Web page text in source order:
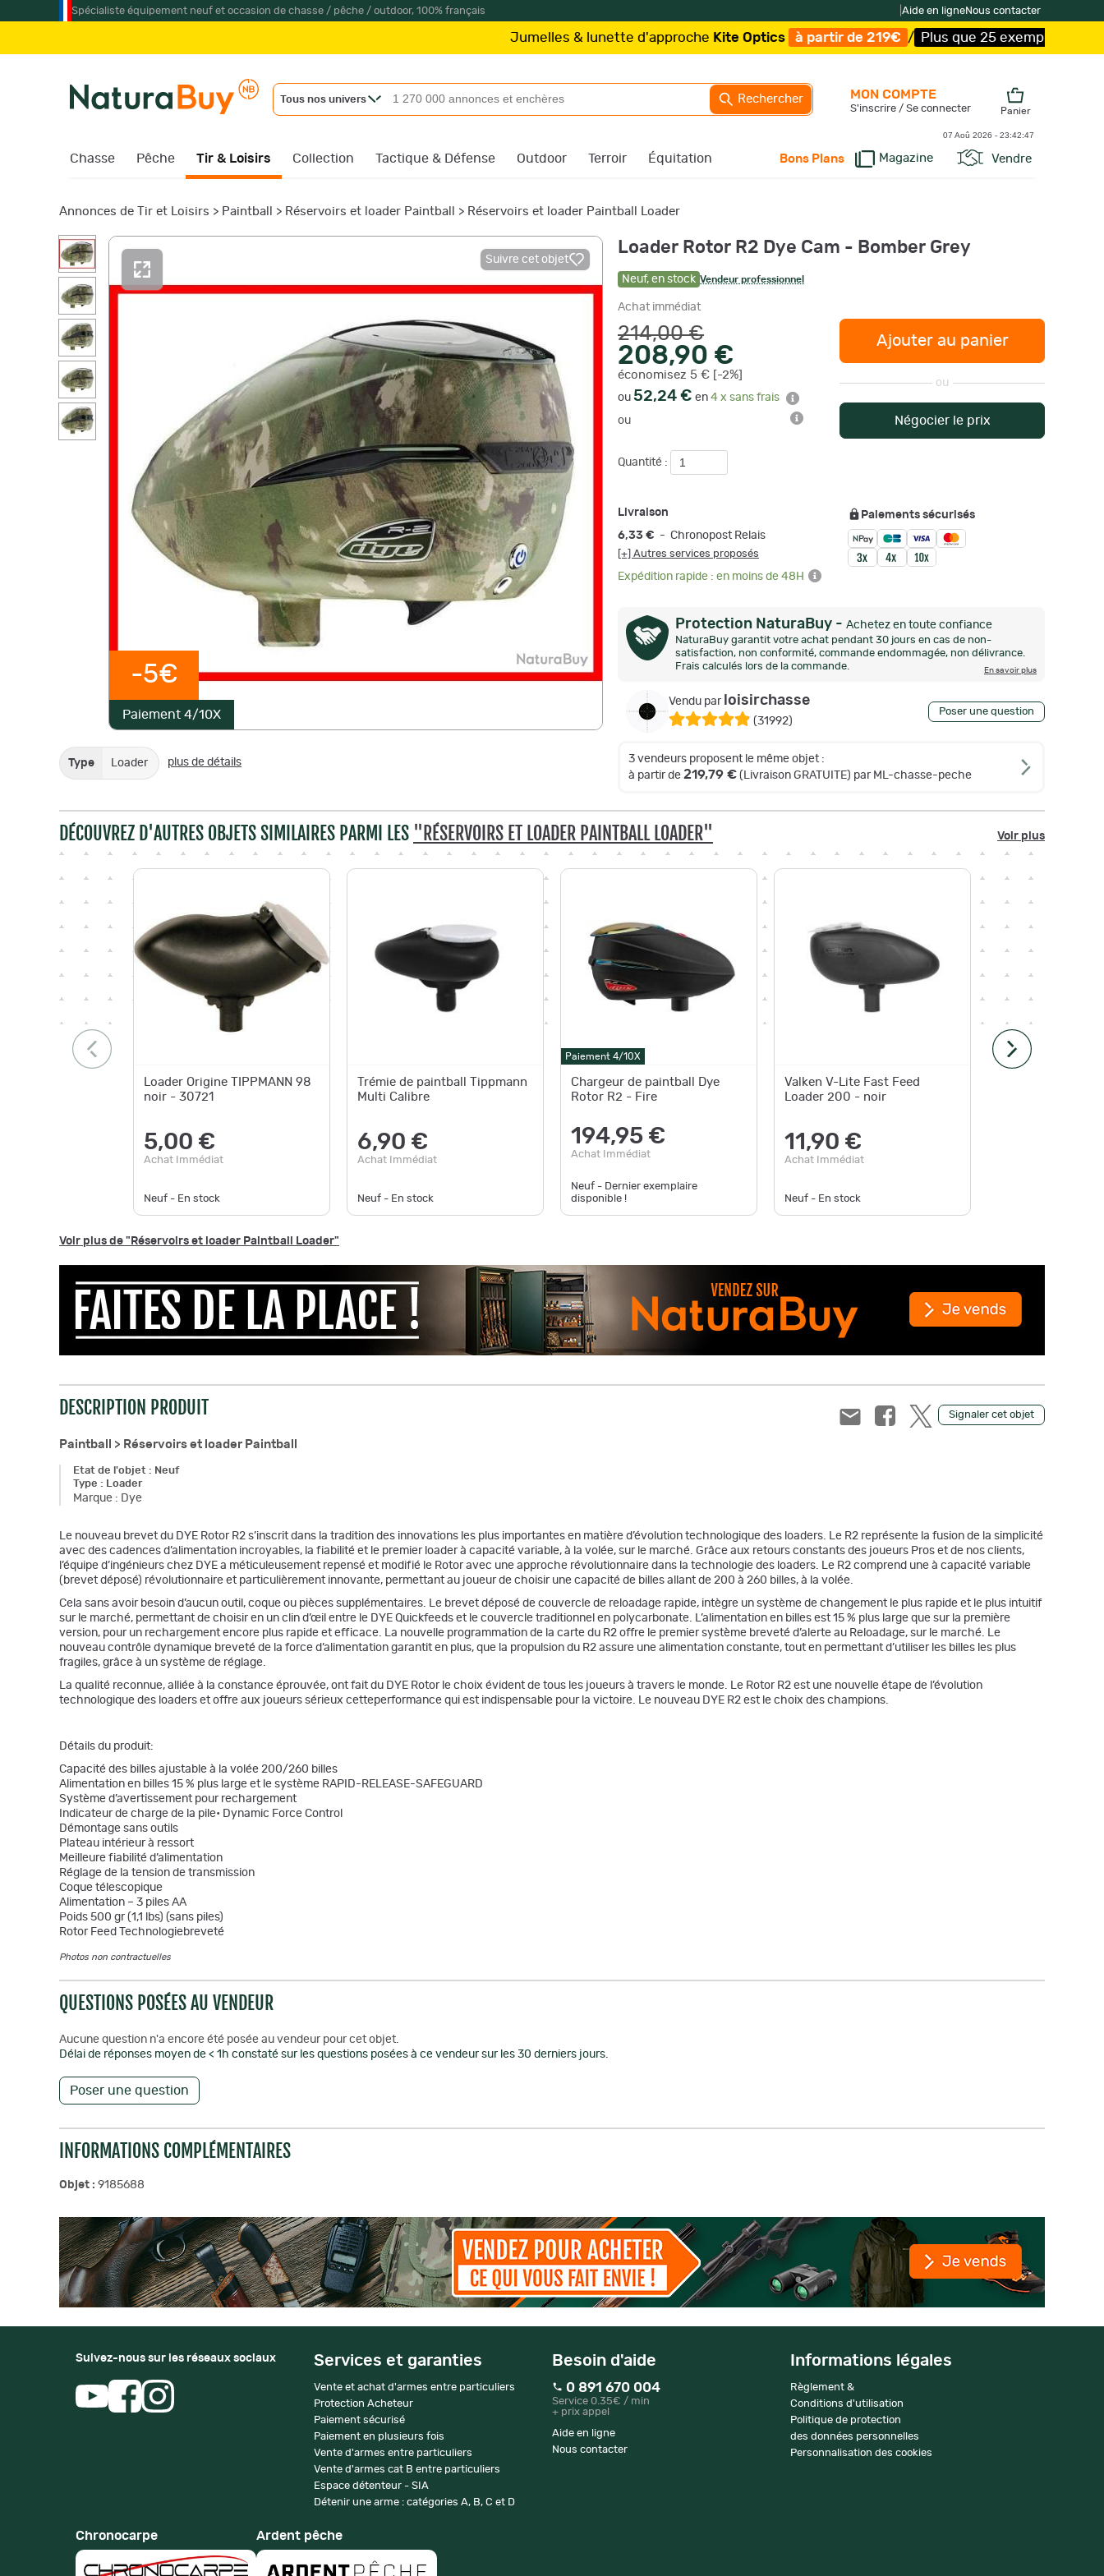
Spécialiste équipement neuf et occasion de chasse / pêche / outdoor, 100% français Aide en ligneNous contacter
Jumelles & lunette d'approche Kite Optics à partir de 219€ / Plus que 25 exemplaires ! /Livraison
Tous nos univers Rechercher
Chasse Pêche Tir & Loisirs Collection Tactique & Défense Outdoor Terroir Équitation Bons Plans Magazine Vendre
MON COMPTE
S'inscrire / Se connecter Panier
07 Aoû 2026 - 23:42:48
Annonces de Tir et Loisirs > Paintball > Réservoirs et loader Paintball > Réservoirs et loader Paintball Loader
-5€
Paiement 4/10X
Suivre cet objet
Type Loader plus de détails
Loader Rotor R2 Dye Cam - Bomber Grey
Neuf, en stock Vendeur professionnel
Achat immédiat
214,00 €
208,90 €
économisez 5 € [-2%]
ou 52,24 € en 4 x sans frais
ou
Quantité :
Ajouter au panier
ou
Négocier le prix
Livraison
6,33 € - Chronopost Relais
[+] Autres services proposés
Expédition rapide : en moins de 48H
Paiements sécurisés
Protection NaturaBuy - Achetez en toute confiance
NaturaBuy garantit votre achat pendant 30 jours en cas de non-
satisfaction, non conformité, commande endommagée, non délivrance.
Frais calculés lors de la commande.
En savoir plus
Vendu par loisirchasse
(31992)
Poser une question
3 vendeurs proposent le même objet :
à partir de 219,79 € (Livraison GRATUITE) par ML-chasse-peche
DÉCOUVREZ D'AUTRES OBJETS SIMILAIRES PARMI LES "RÉSERVOIRS ET LOADER PAINTBALL LOADER" Voir plus
Loader Origine TIPPMANN 98
noir - 30721
5,00 €
Achat Immédiat
Neuf - En stock
Trémie de paintball Tippmann
Multi Calibre
6,90 €
Achat Immédiat
Neuf - En stock
Paiement 4/10X
Chargeur de paintball Dye
Rotor R2 - Fire
194,95 €
Achat Immédiat
Neuf - Dernier exemplaire
disponible !
Valken V-Lite Fast Feed
Loader 200 - noir
11,90 €
Achat Immédiat
Neuf - En stock
Voir plus de "Réservoirs et loader Paintball Loader"
Signaler cet objet
DESCRIPTION PRODUIT
Paintball > Réservoirs et loader Paintball
Etat de l'objet : Neuf
Type : Loader
Marque : Dye
Le nouveau brevet du DYE Rotor R2 s’inscrit dans la tradition des innovations les plus importantes en matière d’évolution technologique des loaders. Le R2 représente la fusion de la simplicité
avec des cadences d’alimentation incroyables, la fiabilité et le premier loader à capacité variable, à la volée, sur le marché. Grâce aux retours constants des joueurs Pros et de nos clients,
l’équipe d’ingénieurs chez DYE a méticuleusement repensé et modifié le Rotor avec une approche révolutionnaire dans la technologie des loaders. Le R2 comprend une à capacité variable
(brevet déposé) révolutionnaire et particulièrement innovante, permettant au joueur de choisir une capacité de billes allant de 200 à 260 billes, à la volée.
Cela sans avoir besoin d’aucun outil, coque ou pièces supplémentaires. Le brevet déposé de couvercle de reloadage rapide, intègre un système de changement le plus rapide et le plus intuitif
sur le marché, permettant de choisir en un clin d’œil entre le DYE Quickfeeds et le couvercle traditionnel en polycarbonate. L’alimentation en billes est 15 % plus large que sur la première
version, pour un rechargement encore plus rapide et efficace. La nouvelle programmation de la carte du R2 offre le premier système breveté d’alerte au Reloadage, sur le marché. Le
nouveau contrôle dynamique breveté de la force d’alimentation garantit en plus, que la propulsion du R2 assure une alimentation constante, tout en permettant d’utiliser les billes les plus
fragiles, grâce à un système de réglage.
La qualité reconnue, alliée à la constance éprouvée, ont fait du DYE Rotor le choix évident de tous les joueurs à travers le monde. Le Rotor R2 est une nouvelle étape de l’évolution
technologique des loaders et offre aux joueurs sérieux cetteperformance qui est indispensable pour la victoire. Le nouveau DYE R2 est le choix des champions.
Détails du produit:
Capacité des billes ajustable à la volée 200/260 billes
Alimentation en billes 15 % plus large et le système RAPID-RELEASE-SAFEGUARD
Système d’avertissement pour rechargement
Indicateur de charge de la pile• Dynamic Force Control
Démontage sans outils
Plateau intérieur à ressort
Meilleure fiabilité d’alimentation
Réglage de la tension de transmission
Coque télescopique
Alimentation – 3 piles AA
Poids 500 gr (1,1 lbs) (sans piles)
Rotor Feed Technologiebreveté
Photos non contractuelles
QUESTIONS POSÉES AU VENDEUR
Aucune question n'a encore été posée au vendeur pour cet objet.
Délai de réponses moyen de < 1h constaté sur les questions posées à ce vendeur sur les 30 derniers jours.
Poser une question
INFORMATIONS COMPLÉMENTAIRES
Objet : 9185688
Suivez-nous sur les réseaux sociaux Services et garanties
Vente et achat d'armes entre particuliers
Protection Acheteur
Paiement sécurisé
Paiement en plusieurs fois
Vente d'armes entre particuliers
Vente d'armes cat B entre particuliers
Espace détenteur - SIA
Détenir une arme : catégories A, B, C et D
Besoin d'aide
0 891 670 004
Service 0.35€ / min
+ prix appel
Aide en ligne
Nous contacter
Informations légales
Règlement &
Conditions d'utilisation
Politique de protection
des données personnelles
Personnalisation des cookies
Chronocarpe Ardent pêche